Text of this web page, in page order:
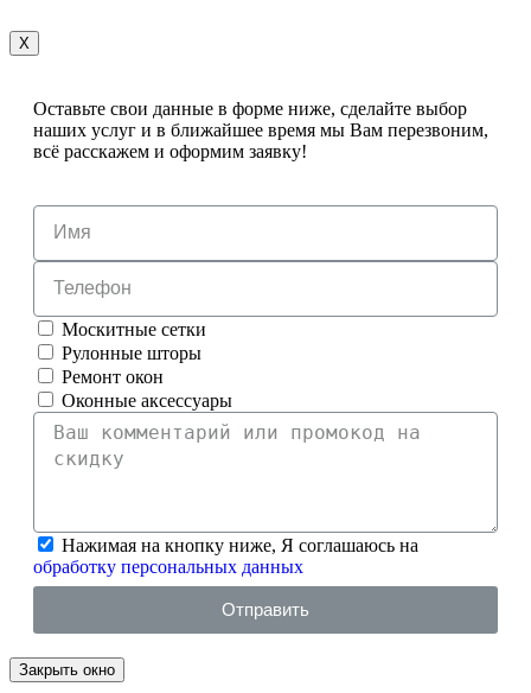
X
Оставьте свои данные в форме ниже, сделайте выбор
наших услуг и в ближайшее время мы Вам перезвоним,
всё расскажем и оформим заявку!
Москитные сетки
Рулонные шторы
Ремонт окон
Оконные аксессуары
Нажимая на кнопку ниже, Я соглашаюсь на
обработку персональных данных
Отправить
Закрыть окно